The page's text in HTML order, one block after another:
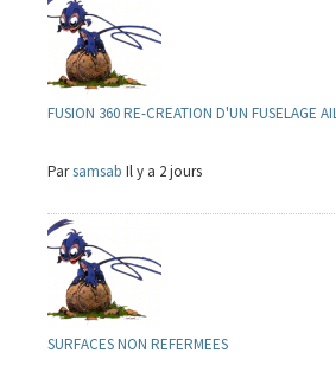
FUSION 360 RE-CREATION D'UN FUSELAGE
Parsamsab Il y a 2 jours
SURFACES NON REFERMEES